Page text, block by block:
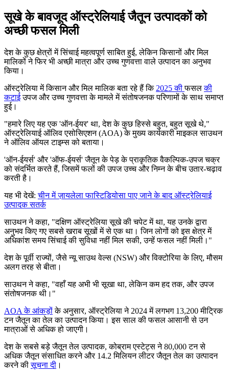
सूखे के बावजूद ऑस्ट्रेलियाई जैतून उत्पादकों को
अच्छी फसल मिली
देश के कुछ क्षेत्रों में सिंचाई महत्वपूर्ण साबित हुई, लेकिन किसानों और मिल
मालिकों ने फिर भी अच्छी मात्रा और उच्च गुणवत्ता वाले उत्पादन का अनुभव
किया।
ऑस्ट्रेलिया में किसान और मिल मालिक बता रहे हैं कि 2025 कीफसलकी
कटाईउपज और उच्च गुणवत्ता के मामले में संतोषजनक परिणामों के साथ समाप्त
हुई।
"हमारे लिए यह एक'ऑन-ईयर' था, देश के कुछ हिस्से बहुत, बहुत सूखे थे,"
ऑस्ट्रेलियाई ऑलिव एसोसिएशन (AOA) के मुख्य कार्यकारी माइकल साउथन
ने ऑलिव ऑयल टाइम्स को बताया।
'ऑन-ईयर्स' और'ऑफ-ईयर्स' जैतून के पेड़ के प्राकृतिक वैकल्पिक-उपज चक्र
को संदर्भित करते हैं, जिसमें फलों की उपज उच्च और निम्न के बीच उतार-चढ़ाव
करती है।
यह भी देखें: चीन में ज़ायलेला फास्टिडियोसा पाए जाने के बाद ऑस्ट्रेलियाई
उत्पादक सतर्क
साउथन ने कहा, "दक्षिण ऑस्ट्रेलिया सूखे की चपेट में था, यह उनके द्वारा
अनुभव किए गए सबसे खराब सूखों में से एक था। जिन लोगों को इस क्षेत्र में
अधिकांश समय सिंचाई की सुविधा नहीं मिल सकी, उन्हें फसल नहीं मिली।"
देश के पूर्वी राज्यों, जैसे न्यू साउथ वेल्स (NSW) और विक्टोरिया के लिए, मौसम
अलग तरह से बीता।
साउथन ने कहा, "वहाँ यह अभी भी सूखा था, लेकिन कम हद तक, और उपज
संतोषजनक थी।"
AOA के आंकड़ोंके अनुसार, ऑस्ट्रेलिया ने 2024 में लगभग 13,200 मीट्रिक
टन जैतून का तेल का उत्पादन किया। इस साल की फसल आसानी से उन
मात्राओं से अधिक हो जाएगी।
देश के सबसे बड़े जैतून तेल उत्पादक, कोब्राम एस्टेट्स ने 80,000 टन से
अधिक जैतून संसाधित करने और 14.2 मिलियन लीटर जैतून तेल का उत्पादन
करने कीसूचना दी ।